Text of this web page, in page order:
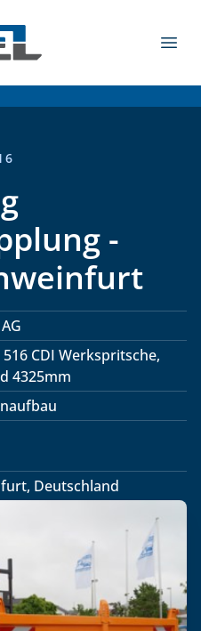
& Co. KG - 2026
-
CDI Werkspritsche,
4325mm
Deutschland